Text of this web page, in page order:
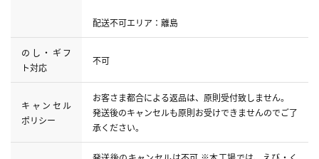
配送不可エリア：離島
のし・ギフ
ト対応
不可
キャンセル
ポリシー
お客さま都合による返品は、原則受付致しません。
発送後のキャンセルも原則お受けできませんのでご了
承ください。